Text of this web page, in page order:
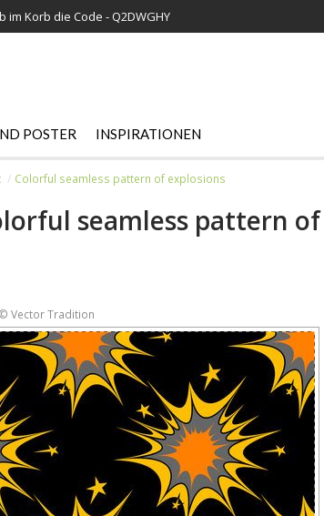
Korb die Code - Q2DWGHY
POSTER INSPIRATIONEN
Colorful seamless pattern of explosions
seamless pattern
Vector Tradition